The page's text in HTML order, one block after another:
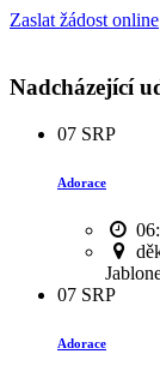
Zaslat žádost online
Nadcházející
07 SRP
Adorace
07 SRP
Adorace